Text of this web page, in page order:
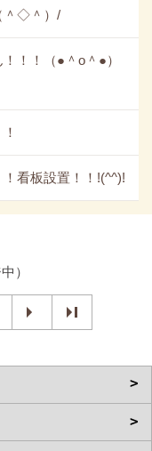
＾◇＾）/
！！（●＾o＾●）
看板設置！！!(^^)!
）